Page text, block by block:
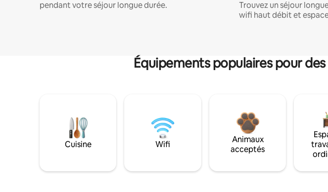
pendant votre séjour longue durée.
Trouvez un séjour
wifi haut débit et
Équipements populaires pour
Cuisine Wifi
Animaux
acceptés